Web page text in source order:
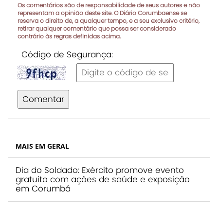
Os comentários são de responsabilidade de seus autores e não
representam a opinião deste site. O Diário Corumbaense se
reserva o direito de, a qualquer tempo, e a seu exclusivo critério,
retirar qualquer comentário que possa ser considerado
contrário às regras definidas acima.
Código de Segurança:
Comentar
MAIS EM GERAL
Dia do Soldado: Exército promove evento
gratuito com ações de saúde e exposição
em Corumbá